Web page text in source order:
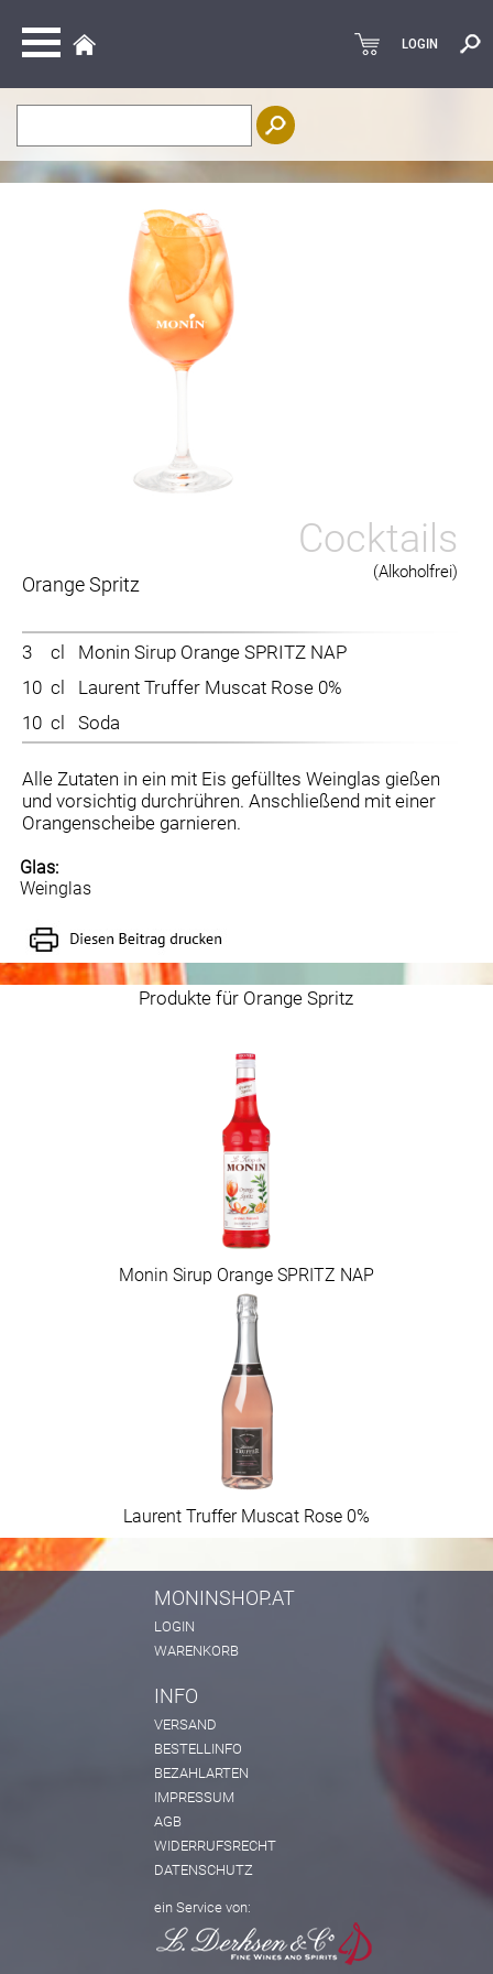
LOGIN
Cocktails
Orange Spritz
(Alkoholfrei)
3 cl
Monin Sirup Orange SPRITZ NAP
10 cl
Laurent Truffer Muscat Rose 0%
10 cl Soda
Alle Zutaten in ein mit Eis gefülltes Weinglas gießen
und vorsichtig durchrühren. Anschließend mit einer
Orangenscheibe garnieren.
Glas:
Weinglas
Produkte für Orange Spritz
Monin Sirup Orange SPRITZ NAP
Laurent Truffer Muscat Rose 0%
MONINSHOP.AT
LOGIN
WARENKORB
INFO
VERSAND
BESTELLINFO
BEZAHLARTEN
IMPRESSUM
AGB
WIDERRUFSRECHT
DATENSCHUTZ
ein Service von: